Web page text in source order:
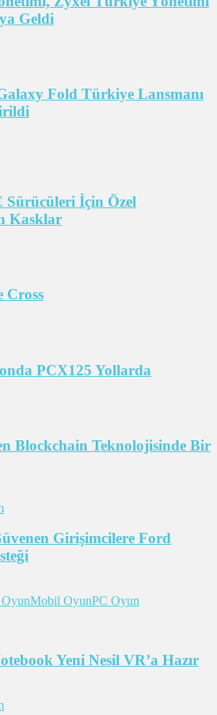
Geldi
Fold Türkiye Lansmanı
Sürücüleri İçin Özel
Kasklar
Cross
PCX125 Yollarda
Blockchain Teknolojisinde Bir
Girişimcilere Ford
Mobil OyunPC Oyun
Yeni Nesil VR’a Hazır